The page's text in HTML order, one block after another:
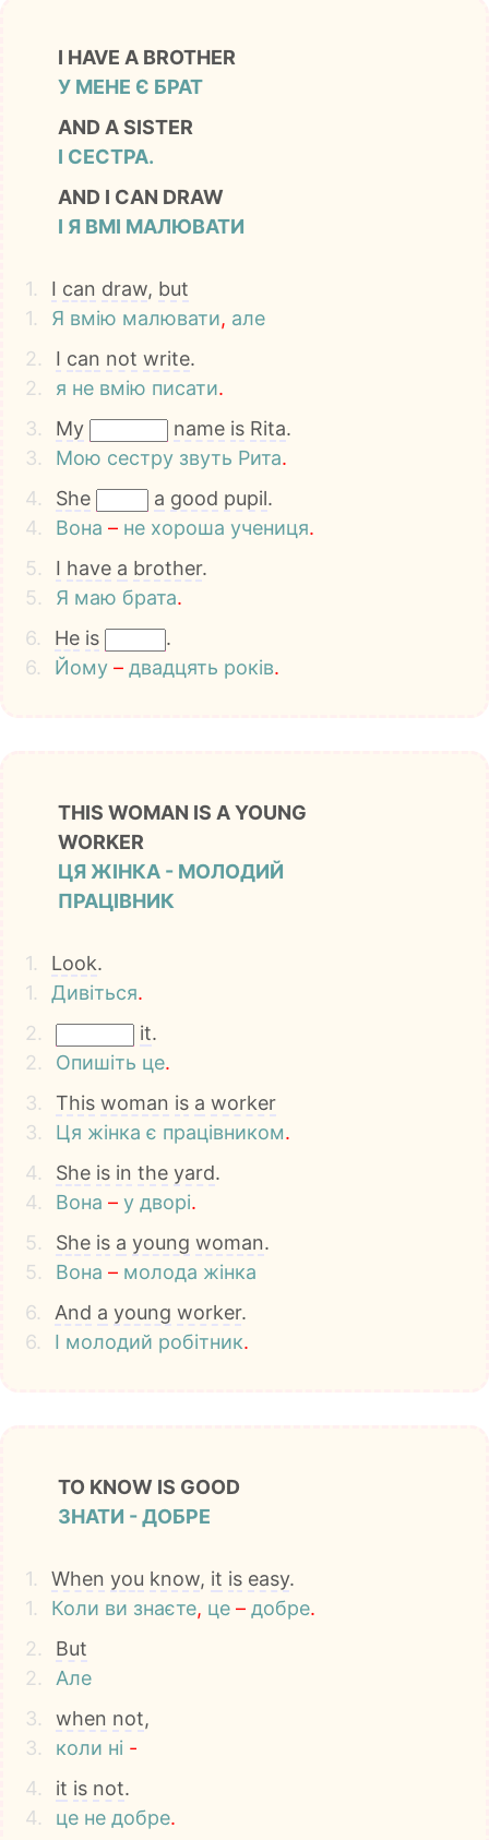
I HAVE A BROTHER
У МЕНЕ Є БРАТ
AND A SISTER
І СЕСТРА.
AND I CAN DRAW
І Я ВМІ МАЛЮВАТИ
1. I can draw, but
1.
Я вмію малювати, але
2.
I can not write.
2.
я не вмію писати.
3.
My name is Rita.
3.
Мою сестру звуть Рита.
4.
She a good pupil.
4.
Вона – не хороша учениця.
5.
I have a brother.
5.
Я маю брата.
6.
He is
.
6.
Йому – двадцять років.
THIS WOMAN IS A YOUNG
WORKER
ЦЯ ЖІНКА - МОЛОДИЙ
ПРАЦІВНИК
1. Look.
1.
Дивіться.
2.
it.
2.
Опишіть це.
3.
This woman is a worker
3.
Ця жінка є працівником.
4.
She is in the yard.
4.
Вона – у дворі.
5.
She is a young woman.
5.
Вона – молода жінка
6.
And a young worker.
6.
І молодий робітник.
TO KNOW IS GOOD
ЗНАТИ - ДОБРЕ
1. When you know, it is easy.
1.
Коли ви знаєте, це – добре.
2.
But
2.
Але
3.
when not,
3.
коли ні -
4.
it is not.
4.
це не добре.